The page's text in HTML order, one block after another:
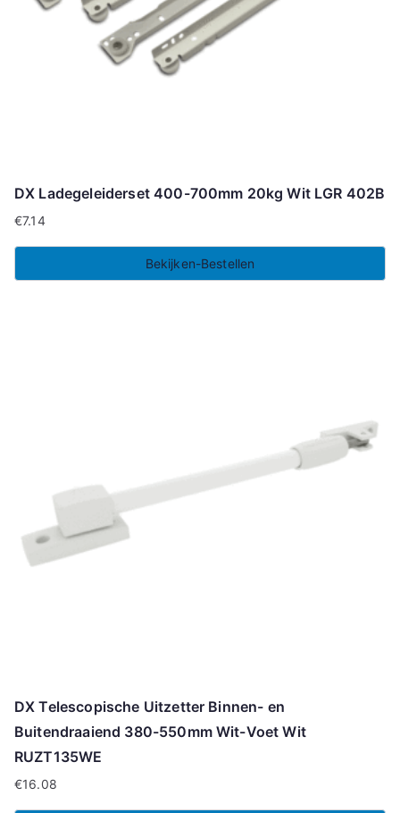
DX Ladegeleiderset 400-700mm 20kg Wit LGR 402B
€7.14
Bekijken-Bestellen
DX Telescopische Uitzetter Binnen- en
Buitendraaiend 380-550mm Wit-Voet Wit
RUZT135WE
€16.08